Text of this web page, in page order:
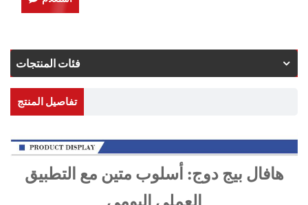
فئات المنتجات
تفاصيل المنتج
هافال بيج دوج: أسلوب متين مع التطبيق
العملي اليومي